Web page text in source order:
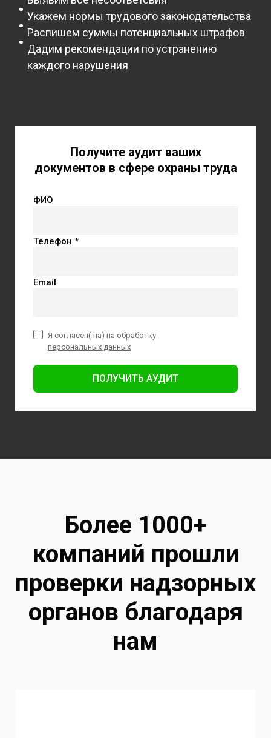
Укажем нормы трудового законодательства
Распишем суммы потенциальных штрафов
Дадим рекомендации по устранению
каждого нарушения
Получите аудит ваших
документов в сфере охраны труда
ФИО
Телефон *
Email
ПОЛУЧИТЬ АУДИТ
Я согласен(-на) на обработку
персональных данных
Более 1000+
компаний прошли
проверки надзорных
органов благодаря
нам